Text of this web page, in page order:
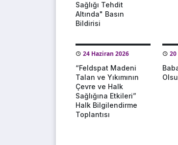
Sağlığı Tehdit
Altında" Basın
Bildirisi
24 Haziran 2026
“Feldspat Madeni
Talan ve Yıkımının
Çevre ve Halk
Sağlığına Etkileri”
Halk Bilgilendirme
Toplantısı
20